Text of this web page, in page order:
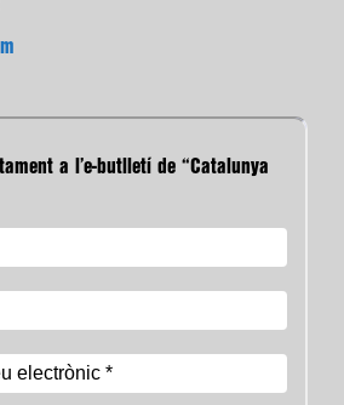
a l’e-butlletí de “Catalunya